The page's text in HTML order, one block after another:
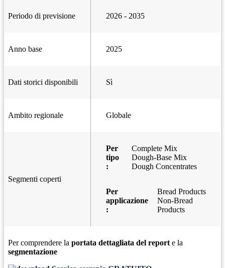
Periodo di previsione 2026 - 2035
Anno base 2025
Dati storici disponibili Sì
Ambito regionale Globale
Segmenti coperti
Per
tipo
:
Complete Mix
Dough-Base Mix
Dough Concentrates
Per
applicazione
:
Bread Products
Non-Bread
Products
Per comprendere la portata dettagliata del report e la
segmentazione